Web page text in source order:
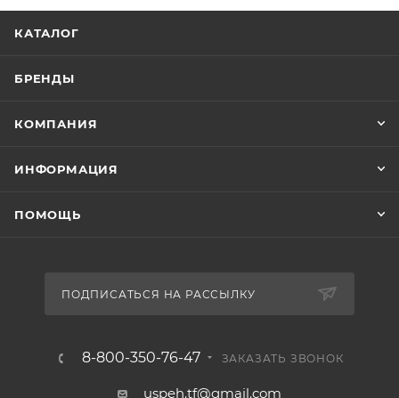
КАТАЛОГ
БРЕНДЫ
КОМПАНИЯ
ИНФОРМАЦИЯ
ПОМОЩЬ
ПОДПИСАТЬСЯ НА РАССЫЛКУ
8-800-350-76-47 ЗАКАЗАТЬ ЗВОНОК
uspeh.tf@gmail.com